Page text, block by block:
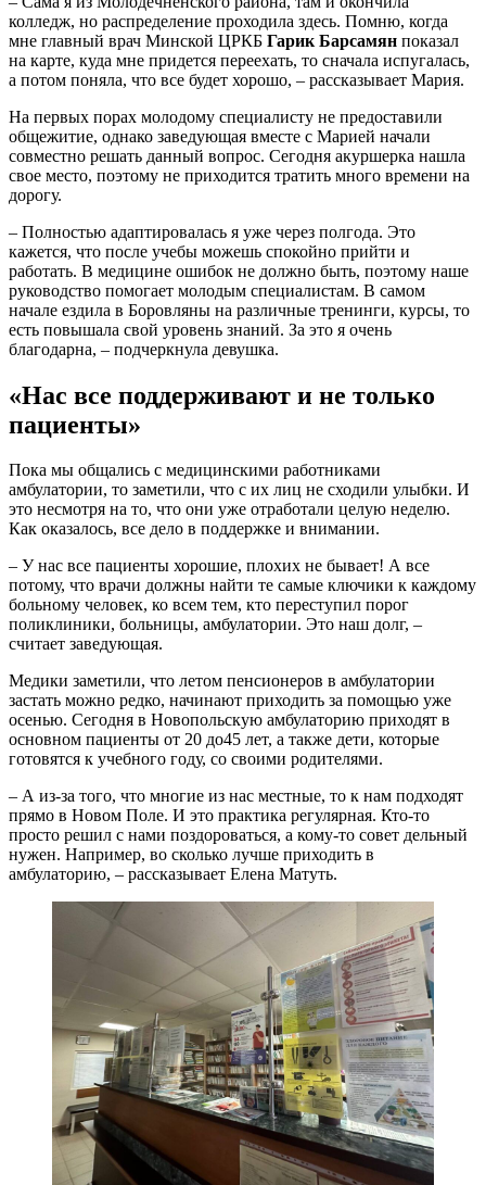
колледж, но распределение проходила здесь. Помню, когда
мне главный врач Минской ЦРКБ Гарик Барсамян показал
на карте, куда мне придется переехать, то сначала испугалась,
а потом поняла, что все будет хорошо, – рассказывает Мария.
На первых порах молодому специалисту не предоставили
общежитие, однако заведующая вместе с Марией начали
совместно решать данный вопрос. Сегодня акуршерка нашла
свое место, поэтому не приходится тратить много времени на
дорогу.
– Полностью адаптировалась я уже через полгода. Это
кажется, что после учебы можешь спокойно прийти и
работать. В медицине ошибок не должно быть, поэтому наше
руководство помогает молодым специалистам. В самом
начале ездила в Боровляны на различные тренинги, курсы, то
есть повышала свой уровень знаний. За это я очень
благодарна, – подчеркнула девушка.
«Нас все поддерживают и не только
пациенты»
Пока мы общались с медицинскими работниками
амбулатории, то заметили, что с их лиц не сходили улыбки. И
это несмотря на то, что они уже отработали целую неделю.
Как оказалось, все дело в поддержке и внимании.
– У нас все пациенты хорошие, плохих не бывает! А все
потому, что врачи должны найти те самые ключики к каждому
больному человек, ко всем тем, кто переступил порог
поликлиники, больницы, амбулатории. Это наш долг, –
считает заведующая.
Медики заметили, что летом пенсионеров в амбулатории
застать можно редко, начинают приходить за помощью уже
осенью. Сегодня в Новопольскую амбулаторию приходят в
основном пациенты от 20 до45 лет, а также дети, которые
готовятся к учебного году, со своими родителями.
– А из-за того, что многие из нас местные, то к нам подходят
прямо в Новом Поле. И это практика регулярная. Кто-то
просто решил с нами поздороваться, а кому-то совет дельный
нужен. Например, во сколько лучше приходить в
амбулаторию, – рассказывает Елена Матуть.